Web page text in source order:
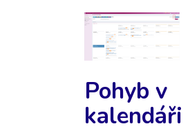
Pohyb v
kalendáři